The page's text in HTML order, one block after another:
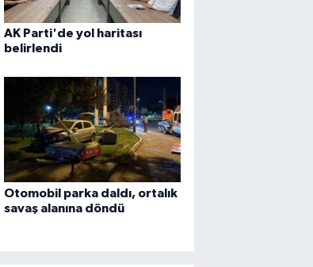
AK Parti'de yol haritası
belirlendi
Otomobil parka daldı, ortalık
savaş alanına döndü